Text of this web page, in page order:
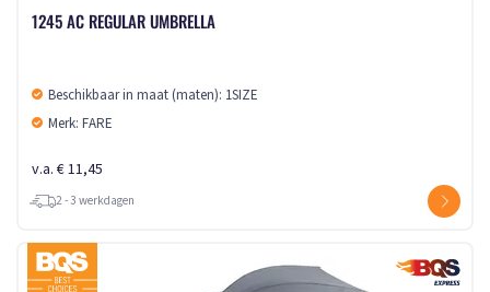
1245 AC REGULAR UMBRELLA
Beschikbaar in maat (maten): 1SIZE
Merk: FARE
v.a. € 11,45
2 - 3 werkdagen